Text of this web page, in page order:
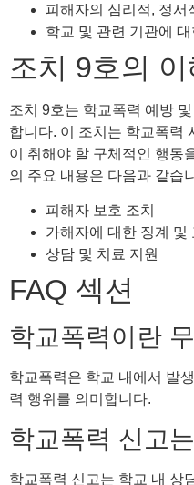
피해자의 심리적, 정서
학교 및 관련 기관에
조치 9호의 이
조치 9호는 학교폭력 예방
합니다. 이 조치는 학교폭력
이 취해야 할 구체적인 행동
의 주요 내용은 다음과 같습
피해자 보호 조치
가해자에 대한 징계 및
상담 및 치료 지원
FAQ 섹션
학교폭력이란
학교폭력은 학교 내에서 발
력 행위를 의미합니다.
학교폭력 신고
학교폭력 신고는 학교 내 상